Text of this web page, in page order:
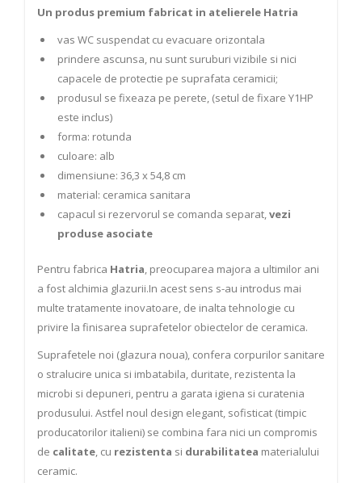
Un produs premium fabricat in atelierele Hatria
vas WC suspendat cu evacuare orizontala
prindere ascunsa, nu sunt suruburi vizibile si nici
capacele de protectie pe suprafata ceramicii;
produsul se fixeaza pe perete, (setul de fixare Y1HP
este inclus)
forma: rotunda
culoare: alb
dimensiune: 36,3 x 54,8 cm
material: ceramica sanitara
capacul si rezervorul se comanda separat,vezi
produse asociate
Pentru fabrica Hatria, preocuparea majora a ultimilor ani
a fost alchimia glazurii.In acest sens s-au introdus mai
multe tratamente inovatoare, de inalta tehnologie cu
privire la finisarea suprafetelor obiectelor de ceramica.
Suprafetele noi (glazura noua), confera corpurilor sanitare
o stralucire unica si imbatabila, duritate, rezistenta la
microbi si depuneri, pentru a garata igiena si curatenia
produsului. Astfel noul design elegant, sofisticat (timpic
producatorilor italieni) se combina fara nici un compromis
de calitate, cu rezistenta si durabilitatea materialului
ceramic.